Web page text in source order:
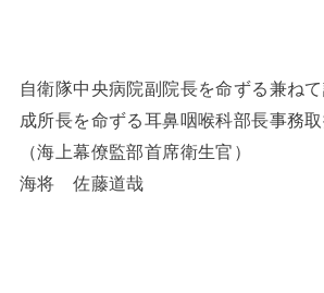
自衛隊中央病院副院長を命ずる兼ね
成所長を命ずる耳鼻咽喉科部長事務
（海上幕僚監部首席衛生官）
海将 佐藤道哉